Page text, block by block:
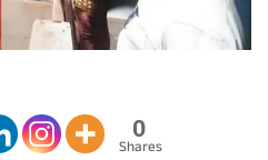
0
Shares